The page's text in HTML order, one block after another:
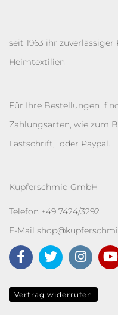
seit 1963 ihr
Heimtextilien
Für Ihre Bestellungen
Zahlungsarten, wie zum
Lastschrift, oder Paypal.
Kupferschmid GmbH
Telefon +49 7424/3292
E-Mail
Vertrag widerrufen